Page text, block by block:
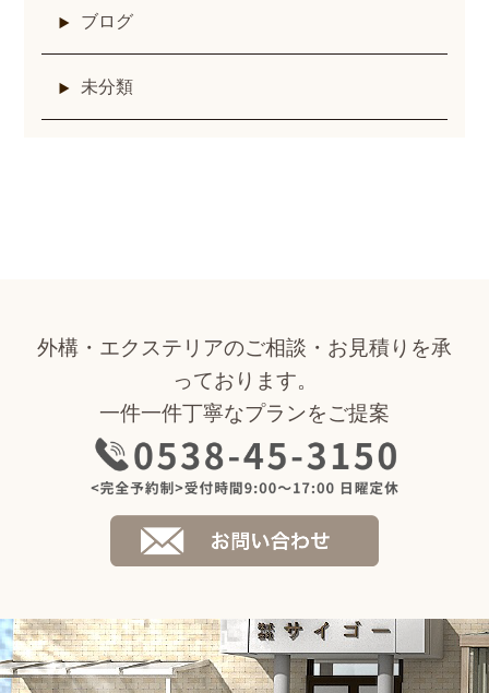
ブログ
未分類
外構・エクステリアのご相談・お見積りを承
っております。
一件一件丁寧なプランをご提案